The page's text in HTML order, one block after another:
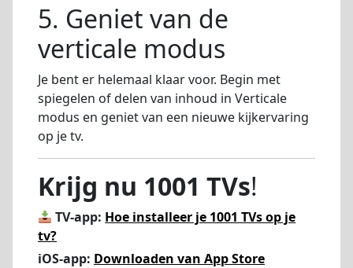
5. Geniet van de
verticale modus
Je bent er helemaal klaar voor. Begin met
spiegelen of delen van inhoud in Verticale
modus en geniet van een nieuwe kijkervaring
op je tv.
Krijg nu 1001 TVs!
TV-app: Hoe installeer je 1001 TVs op je
tv?
iOS-app: Downloaden van App Store